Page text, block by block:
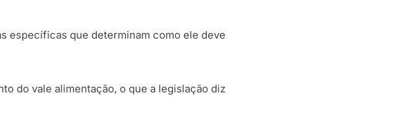
específicas que determinam como ele deve
do vale alimentação, o que a legislação diz